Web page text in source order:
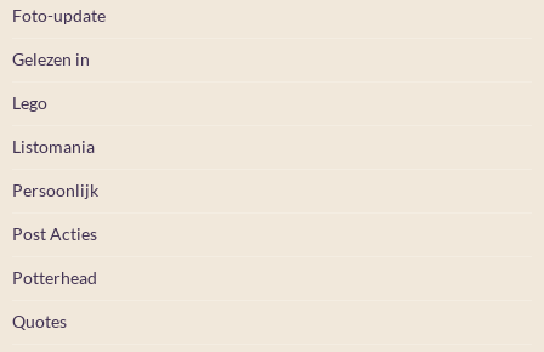
Foto-update
Gelezen in
Lego
Listomania
Persoonlijk
Post Acties
Potterhead
Quotes